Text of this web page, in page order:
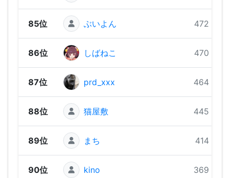
85位 ぶいよん 472 pts
86位 しばねこ 470 pts
87位 prd_xxx 464 pts
88位 猫屋敷 445 pts
89位 まち 414 pts
90位 kino 369 pts